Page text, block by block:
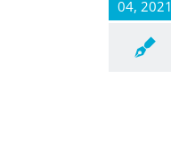
04, 2021